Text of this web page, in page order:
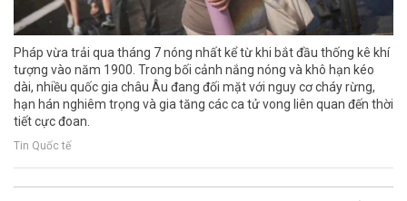
Pháp vừa trải qua tháng 7 nóng nhất kể từ khi bắt đầu thống kê khí
tượng vào năm 1900. Trong bối cảnh nắng nóng và khô hạn kéo
dài, nhiều quốc gia châu Âu đang đối mặt với nguy cơ cháy rừng,
hạn hán nghiêm trọng và gia tăng các ca tử vong liên quan đến thời
tiết cực đoan.
Tin Quốc tế